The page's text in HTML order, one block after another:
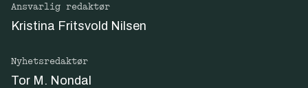
Ansvarlig redaktør
Kristina Fritsvold Nilsen
Nyhetsredaktør
Tor M. Nondal